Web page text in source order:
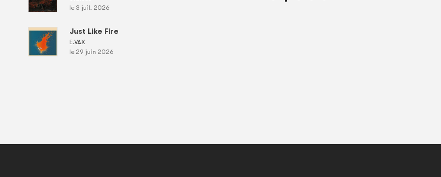
le 3 juil. 2026
Just Like Fire
E.VAX
le 29 juin 2026